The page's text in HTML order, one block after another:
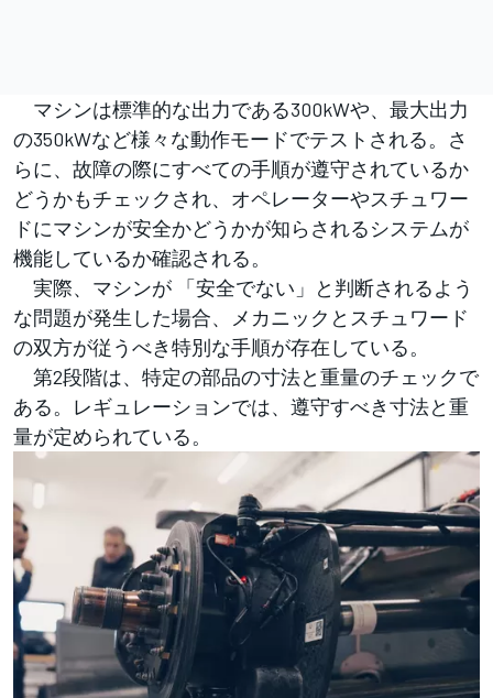
マシンは標準的な出力である300kWや、最大出力
の350kWなど様々な動作モードでテストされる。さ
らに、故障の際にすべての手順が遵守されているか
どうかもチェックされ、オペレーターやスチュワー
ドにマシンが安全かどうかが知らされるシステムが
機能しているか確認される。
実際、マシンが 「安全でない」と判断されるよう
な問題が発生した場合、メカニックとスチュワード
の双方が従うべき特別な手順が存在している。
第2段階は、特定の部品の寸法と重量のチェックで
ある。レギュレーションでは、遵守すべき寸法と重
量が定められている。